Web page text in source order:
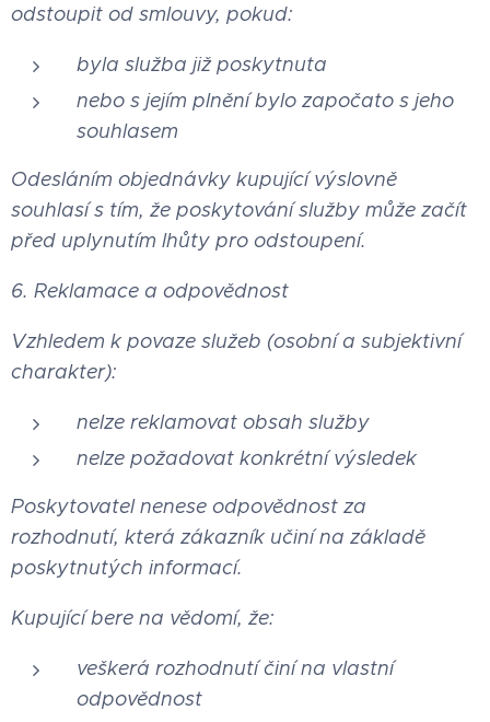
odstoupit od smlouvy, pokud:
byla služba již poskytnuta
nebo s jejím plnění bylo započato s jeho
souhlasem
Odesláním objednávky kupující výslovně
souhlasí s tím, že poskytování služby může začít
před uplynutím lhůty pro odstoupení.
6. Reklamace a odpovědnost
Vzhledem k povaze služeb (osobní a subjektivní
charakter):
nelze reklamovat obsah služby
nelze požadovat konkrétní výsledek
Poskytovatel nenese odpovědnost za
rozhodnutí, která zákazník učiní na základě
poskytnutých informací.
Kupující bere na vědomí, že:
veškerá rozhodnutí činí na vlastní
odpovědnost